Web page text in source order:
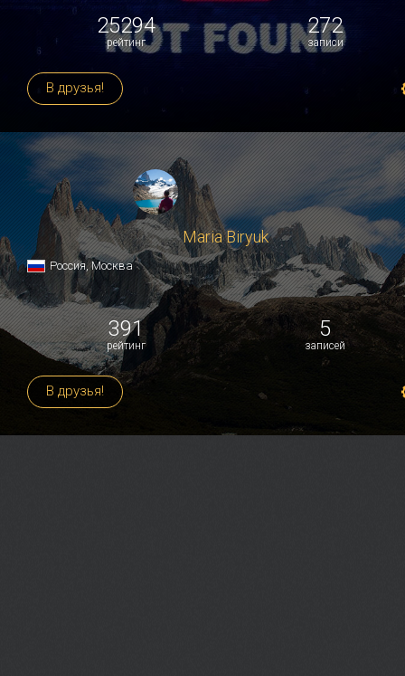
25294
рейтинг
272
записи
В друзья!
Maria Biryuk
Россия, Москва
391
рейтинг
5
записей
В друзья!